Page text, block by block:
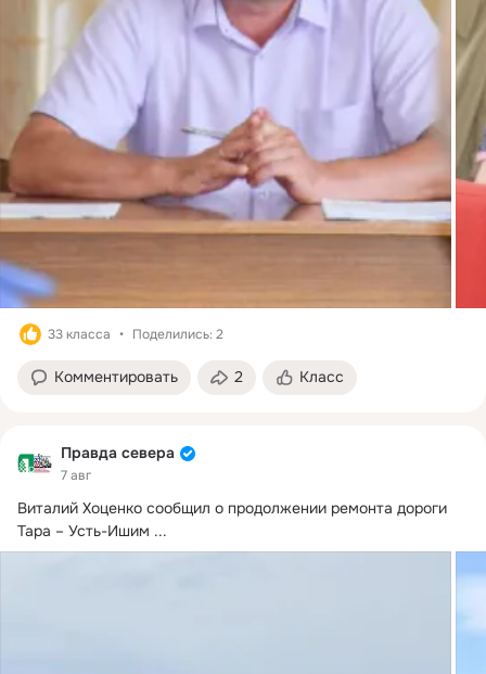
33 класса Поделились: 2
Комментировать 2 Класс
Правда севера
7 авг
Виталий Хоценко сообщил о продолжении ремонта дороги
Тара – Усть-Ишим ...